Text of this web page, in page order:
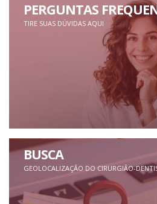
PERGUNTAS
TIRE SUAS DÚVIDAS AQUI
BUSCA
GEOLOCALIZAÇÃO DO CIRURGIÃO-